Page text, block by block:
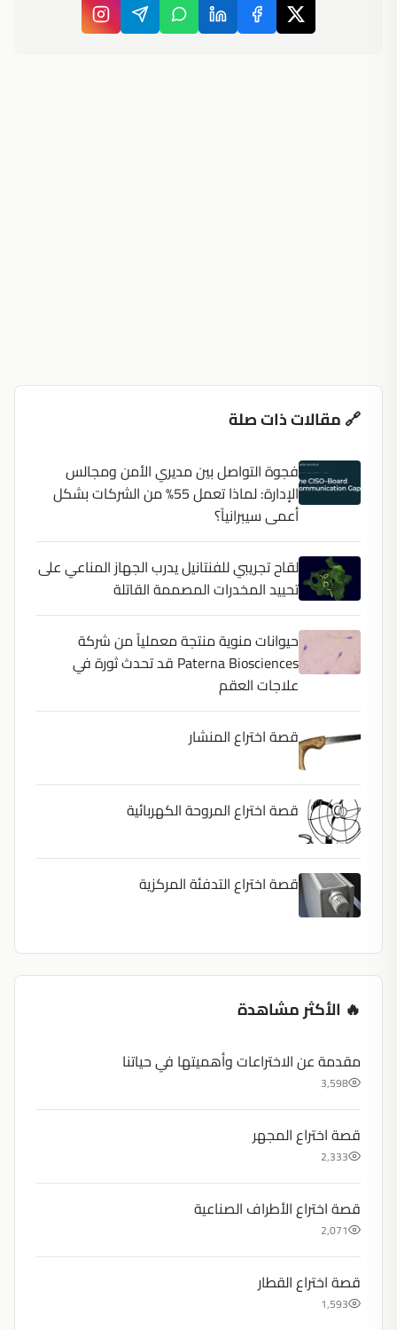
🔗 مقالات ذات صلة
فجوة التواصل بين مديري الأمن ومجالس
الإدارة: لماذا تعمل 55% من الشركات بشكل
أعمى سيبرانياً؟
لقاح تجريبي للفنتانيل يدرب الجهاز المناعي على
تحييد المخدرات المصممة القاتلة
حيوانات منوية منتجة معملياً من شركة
Paterna Biosciences قد تحدث ثورة في
علاجات العقم
قصة اختراع المنشار
قصة اختراع المروحة الكهربائية
قصة اختراع التدفئة المركزية
🔥 الأكثر مشاهدة
مقدمة عن الاختراعات وأهميتها في حياتنا
3,598
قصة اختراع المجهر
2,333
قصة اختراع الأطراف الصناعية
2,071
قصة اختراع القطار
1,593